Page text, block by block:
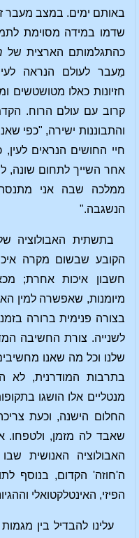
באותם ימים. במצב מעבר
שדמו במידה מסוימת
כהתגלמותם הארצית של
מֵעבר לעולם הנראה
חזיונות כאלו מטושטשים
קרוב עם עולם הרוח.
והתבוננות ישירה, "כפי
חיי החושים הנראים
אחר השייך לתחום שונה,
ממלכה שבה אני מתנסה
הנשגבה."
בתשתית האבולוציה
הקובע שבשום מקרה
חשבון איכות אחרת;
מיומנות, שאפשרה למין
בצורה פנימית ברורה
לשנייה. צורת החשיבה
שלנו וכל מה שאנו
בתרבות המודרנית, לא
מנטליים אלו הושגו
החלום הישנה, וכעת
שאבד לה מזמן, ולטפחו.
האבולוציה האנושית
ה'חוזה' הקדום, בנוסף
הפיזי, האינטלקטואלי
עלינו להבדיל בין